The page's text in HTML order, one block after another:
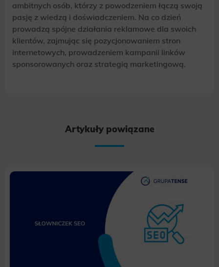
ambitnych osób, którzy z powodzeniem łączą swoją
pasję z wiedzą i doświadczeniem. Na co dzień
prowadzą spójne działania reklamowe dla swoich
klientów, zajmując się pozycjonowaniem stron
internetowych, prowadzeniem kampanii linków
sponsorowanych oraz strategią marketingową.
Artykuły powiązane